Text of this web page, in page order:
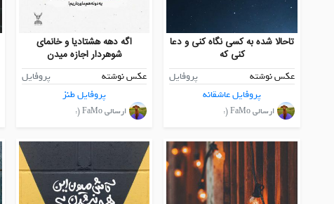
تاحالا شده به کسی نگاه کنی و دعا
کنی که
عکس نوشته
پروفایل
پروفایل عاشقانه
ارسالی FaMo (:
اگه دهه هشتادیا و خانمای
شوهردار اجازه میدن
عکس نوشته
پروفایل
پروفایل طنز
ارسالی FaMo (: